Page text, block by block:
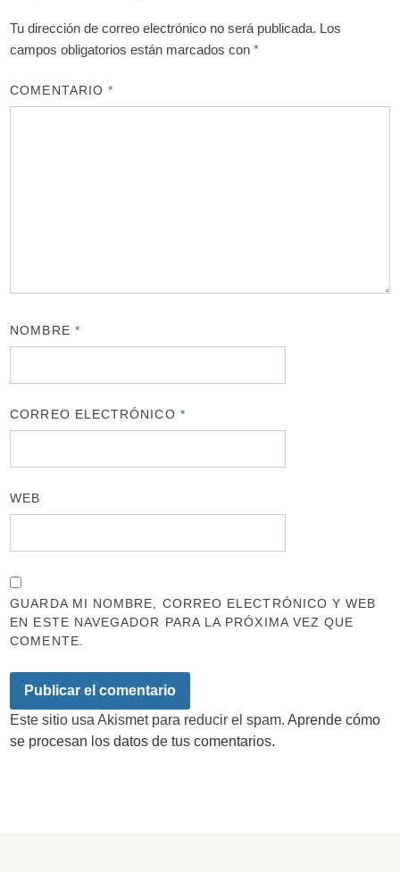
Tu dirección de correo electrónico no será publicada. Los
campos obligatorios están marcados con*
COMENTARIO*
NOMBRE *
CORREO ELECTRÓNICO *
WEB
GUARDA MI NOMBRE, CORREO ELECTRÓNICO Y WEB
EN ESTE NAVEGADOR PARA LA PRÓXIMA VEZ QUE
COMENTE.
Este sitio usa Akismet para reducir el spam.Aprende cómo
se procesan los datos de tus comentarios.